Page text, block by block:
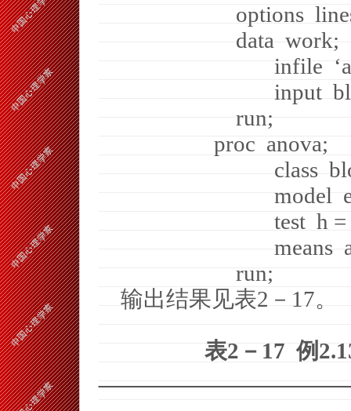
options
data work;
infile
input
run;
proc anova;
class
model
test h =
means
run;
输出结果见表2 － 17。
表2 － 17 例